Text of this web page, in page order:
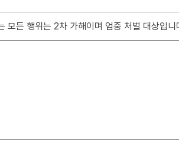
모든 행위는 2차 가해이며 엄중 처벌 대상입니